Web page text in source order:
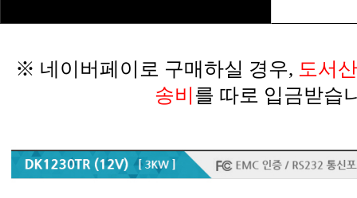
※ 네이버페이로 구매하실 경우,
송비 를 따로 입금받습